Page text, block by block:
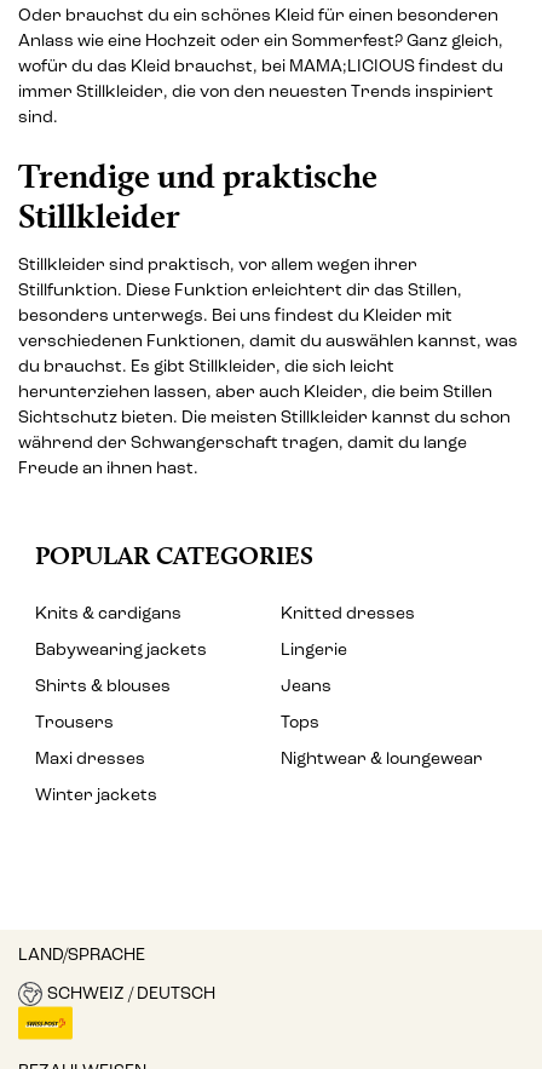
Oder brauchst du ein schönes Kleid für einen besonderen
Anlass wie eine Hochzeit oder ein Sommerfest? Ganz gleich,
wofür du das Kleid brauchst, bei MAMA;LICIOUS findest du
immer Stillkleider, die von den neuesten Trends inspiriert
sind.
Trendige und praktische
Stillkleider
Stillkleider sind praktisch, vor allem wegen ihrer
Stillfunktion. Diese Funktion erleichtert dir das Stillen,
besonders unterwegs. Bei uns findest du Kleider mit
verschiedenen Funktionen, damit du auswählen kannst, was
du brauchst. Es gibt Stillkleider, die sich leicht
herunterziehen lassen, aber auch Kleider, die beim Stillen
Sichtschutz bieten. Die meisten Stillkleider kannst du schon
während der Schwangerschaft tragen, damit du lange
Freude an ihnen hast.
POPULAR CATEGORIES
Knits & cardigans
Knitted dresses
Babywearing jackets
Lingerie
Shirts & blouses
Jeans
Trousers
Tops
Maxi dresses
Nightwear & loungewear
Winter jackets
LAND/SPRACHE
SCHWEIZ / DEUTSCH